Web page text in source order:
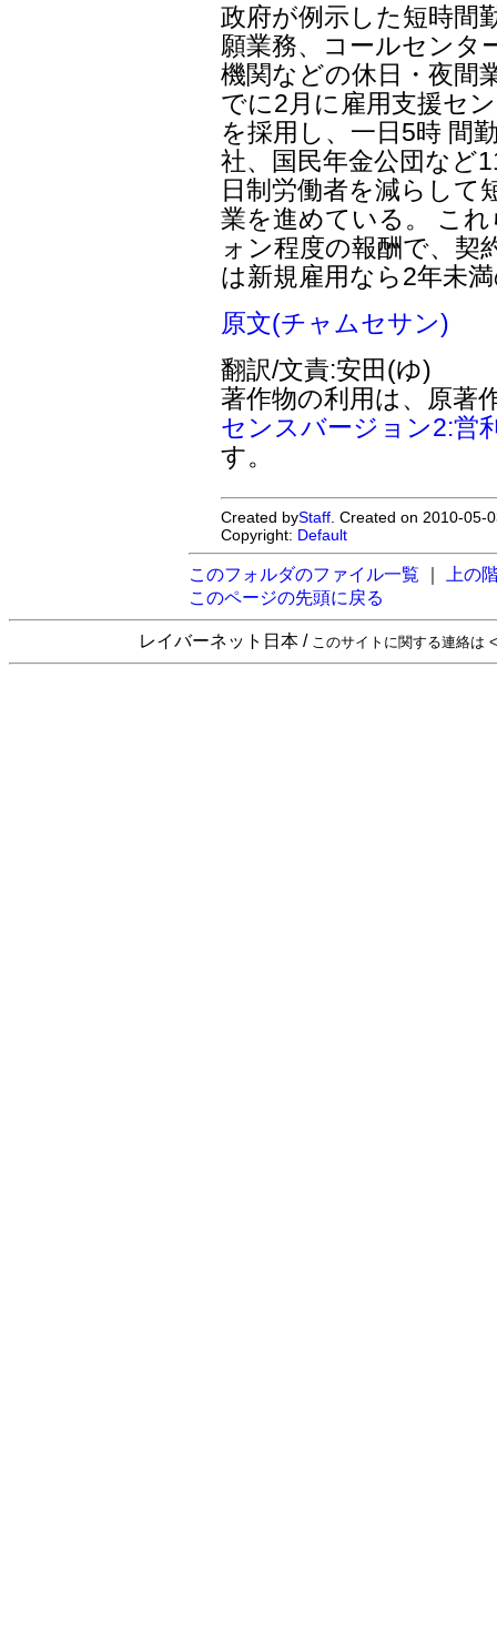
政府が例示した短時間
願業務、コールセンタ
機関などの休日・夜間
でに2月に雇用支援セ
を採用し、一日5時 間
社、国民年金公団など
日制労働者を減らして
業を進めている。 こ
ォン程度の報酬で、契
は新規雇用なら2年未
原文(チャムセサン)
翻訳/文責:安田(ゆ)
著作物の利用は、原著
センスバージョン2:営
す。
Created byStaff . Created on 2010-
Copyright: Default
このフォルダのファイル一覧
上の
このページの先頭に戻る
レイバーネット日本 / このサイトに関する連絡は